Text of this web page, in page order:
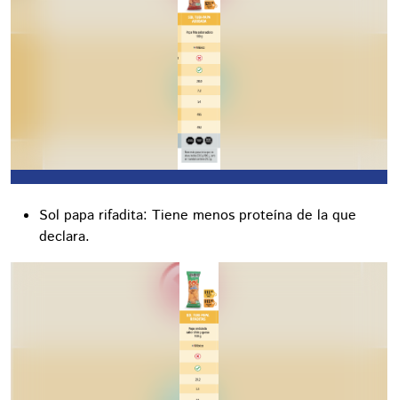
Sol papa rifadita: Tiene menos proteína de la que
declara.